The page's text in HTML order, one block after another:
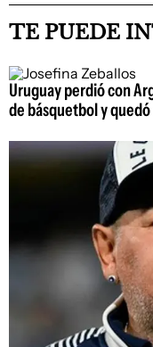
TE PUEDE
Uruguay perdió con
de básquetbol y